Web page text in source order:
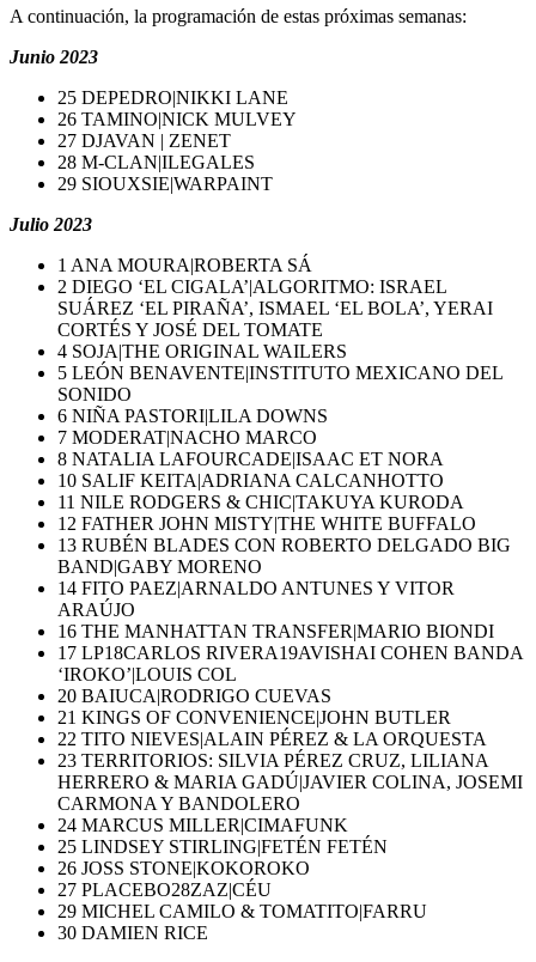
A continuación, la programación de estas próximas semanas:
Junio 2023
25 DEPEDRO|NIKKI LANE
26 TAMINO|NICK MULVEY
27 DJAVAN | ZENET
28 M-CLAN|ILEGALES
29 SIOUXSIE|WARPAINT
Julio 2023
1 ANA MOURA|ROBERTA SÁ
2 DIEGO ‘EL CIGALA’|ALGORITMO: ISRAEL
SUÁREZ ‘EL PIRAÑA’, ISMAEL ‘EL BOLA’, YERAI
CORTÉS Y JOSÉ DEL TOMATE
4 SOJA|THE ORIGINAL WAILERS
5 LEÓN BENAVENTE|INSTITUTO MEXICANO DEL
SONIDO
6 NIÑA PASTORI|LILA DOWNS
7 MODERAT|NACHO MARCO
8 NATALIA LAFOURCADE|ISAAC ET NORA
10 SALIF KEITA|ADRIANA CALCANHOTTO
11 NILE RODGERS & CHIC|TAKUYA KURODA
12 FATHER JOHN MISTY|THE WHITE BUFFALO
13 RUBÉN BLADES CON ROBERTO DELGADO BIG
BAND|GABY MORENO
14 FITO PAEZ|ARNALDO ANTUNES Y VITOR
ARAÚJO
16 THE MANHATTAN TRANSFER|MARIO BIONDI
17 LP18CARLOS RIVERA19AVISHAI COHEN BANDA
‘IROKO’|LOUIS COL
20 BAIUCA|RODRIGO CUEVAS
21 KINGS OF CONVENIENCE|JOHN BUTLER
22 TITO NIEVES|ALAIN PÉREZ & LA ORQUESTA
23 TERRITORIOS: SILVIA PÉREZ CRUZ, LILIANA
HERRERO & MARIA GADÚ|JAVIER COLINA, JOSEMI
CARMONA Y BANDOLERO
24 MARCUS MILLER|CIMAFUNK
25 LINDSEY STIRLING|FETÉN FETÉN
26 JOSS STONE|KOKOROKO
27 PLACEBO28ZAZ|CÉU
29 MICHEL CAMILO & TOMATITO|FARRU
30 DAMIEN RICE